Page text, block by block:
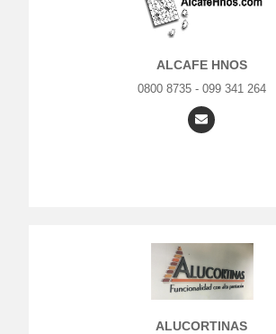
ALCAFE HNOS
0800 8735 - 099 341 264
ALUCORTINAS